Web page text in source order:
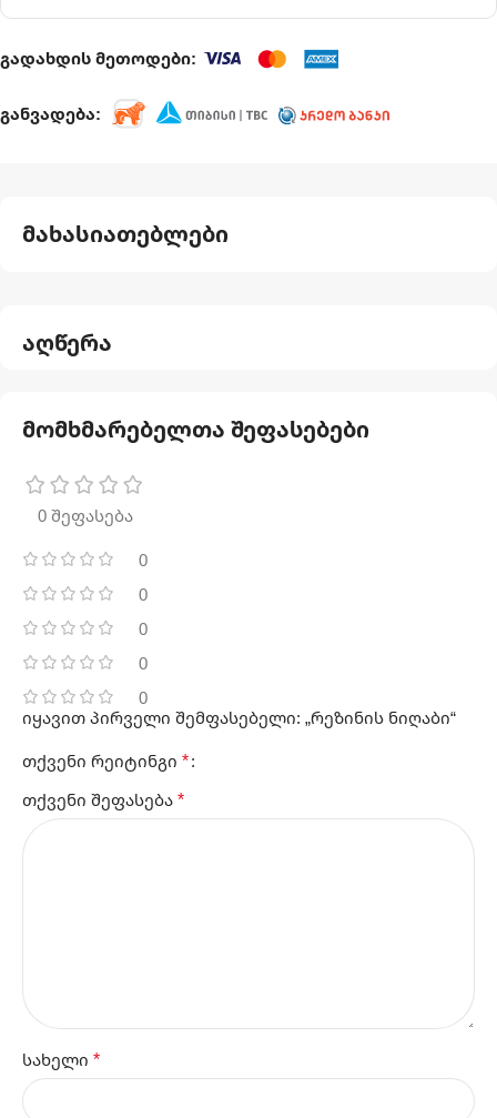
გადახდის მეთოდები:
განვადება:
აღწერა
მახასიათებლები
მომხმარებელთა შეფასებები
0 შეფასება
0
0
0
0
0
იყავით პირველი შემფასებელი: „რეზინის ნიღაბი“
თქვენი რეიტინგი *
თქვენი შეფასება *
სახელი *